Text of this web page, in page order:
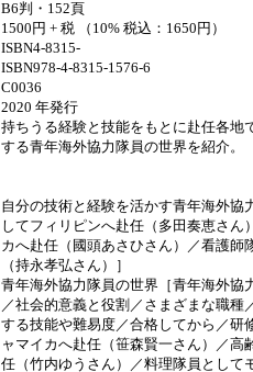
B6判・152頁
1500円 + 税 （10% 税込：1650円）
ISBN4-8315-
ISBN978-4-8315-1576-6
C0036
2020 年発行
持ちうる経験と技能をもとに赴任各地
する青年海外協力隊員の世界を紹介。
自分の技術と経験を活かす青年海外協
してフィリピンへ赴任（多田奏恵さん
カへ赴任（國頭あさひさん）／看護師
（持永孝弘さん）］
青年海外協力隊員の世界［青年海外協
／社会的意義と役割／さまざまな職種
する技能や難易度／合格してから／研
ャマイカへ赴任（笹森賢一さん）／高
任（竹内ゆうさん）／料理隊員として